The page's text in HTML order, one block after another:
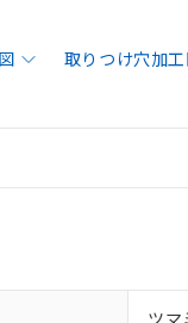
取りつけ穴加
ツマ